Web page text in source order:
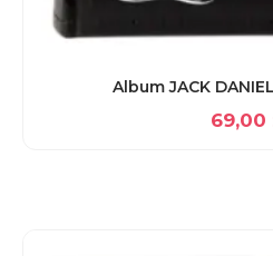
Album JACK
69,00